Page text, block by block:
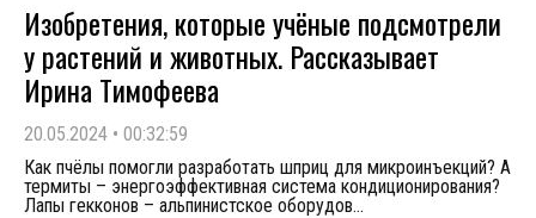
Изобретения, которые учёные подсмотрели
у растений и животных. Рассказывает
Ирина Тимофеева
20.05.2024 • 00:32:59
Как пчёлы помогли разработать шприц для микроинъекций? А
термиты – энергоэффективная система кондиционирования?
Лапы гекконов – альпинистское оборудов...